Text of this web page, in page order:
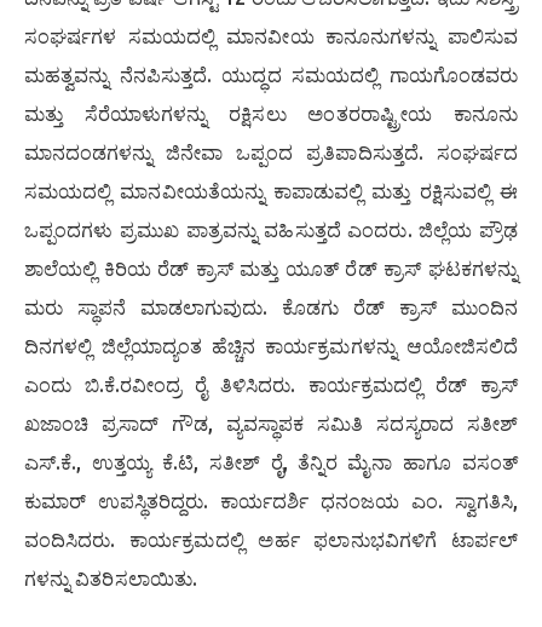
ಸಂಘರ್ಷಗಳ ಸಮಯದಲ್ಲಿ ಮಾನವೀಯ ಕಾನೂನುಗಳನ್ನು ಪಾಲಿಸುವ
ಮಹತ್ವವನ್ನು ನೆನಪಿಸುತ್ತದೆ. ಯುದ್ಧದ ಸಮಯದಲ್ಲಿ ಗಾಯಗೊಂಡವರು
ಮತ್ತು ಸೆರೆಯಾಳುಗಳನ್ನು ರಕ್ಷಿಸಲು ಅಂತರರಾಷ್ಟ್ರೀಯ ಕಾನೂನು
ಮಾನದಂಡಗಳನ್ನು ಜಿನೇವಾ ಒಪ್ಪಂದ ಪ್ರತಿಪಾದಿಸುತ್ತದೆ. ಸಂಘರ್ಷದ
ಸಮಯದಲ್ಲಿ ಮಾನವೀಯತೆಯನ್ನು ಕಾಪಾಡುವಲ್ಲಿ ಮತ್ತು ರಕ್ಷಿಸುವಲ್ಲಿ ಈ
ಒಪ್ಪಂದಗಳು ಪ್ರಮುಖ ಪಾತ್ರವನ್ನು ವಹಿಸುತ್ತದೆ ಎಂದರು. ಜಿಲ್ಲೆಯ ಪ್ರೌಢ
ಶಾಲೆಯಲ್ಲಿ ಕಿರಿಯ ರೆಡ್ ಕ್ರಾಸ್ ಮತ್ತು ಯೂತ್ ರೆಡ್ ಕ್ರಾಸ್ ಘಟಕಗಳನ್ನು
ಮರು ಸ್ಥಾಪನೆ ಮಾಡಲಾಗುವುದು. ಕೊಡಗು ರೆಡ್ ಕ್ರಾಸ್ ಮುಂದಿನ
ದಿನಗಳಲ್ಲಿ ಜಿಲ್ಲೆಯಾದ್ಯಂತ ಹೆಚ್ಚಿನ ಕಾರ್ಯಕ್ರಮಗಳನ್ನು ಆಯೋಜಿಸಲಿದೆ
ಎಂದು ಬಿ.ಕೆ.ರವೀಂದ್ರ ರೈ ತಿಳಿಸಿದರು. ಕಾರ್ಯಕ್ರಮದಲ್ಲಿ ರೆಡ್ ಕ್ರಾಸ್
ಖಜಾಂಚಿ ಪ್ರಸಾದ್ ಗೌಡ, ವ್ಯವಸ್ಥಾಪಕ ಸಮಿತಿ ಸದಸ್ಯರಾದ ಸತೀಶ್
ಎಸ್.ಕೆ., ಉತ್ತಯ್ಯ ಕೆ.ಟಿ, ಸತೀಶ್ ರೈ, ತೆನ್ನಿರ ಮೈನಾ ಹಾಗೂ ವಸಂತ್
ಕುಮಾರ್ ಉಪಸ್ಥಿತರಿದ್ದರು. ಕಾರ್ಯದರ್ಶಿ ಧನಂಜಯ ಎಂ. ಸ್ವಾಗತಿಸಿ,
ವಂದಿಸಿದರು. ಕಾರ್ಯಕ್ರಮದಲ್ಲಿ ಅರ್ಹ ಫಲಾನುಭವಿಗಳಿಗೆ ಟಾರ್ಪಲ್
ಗಳನ್ನು ವಿತರಿಸಲಾಯಿತು.